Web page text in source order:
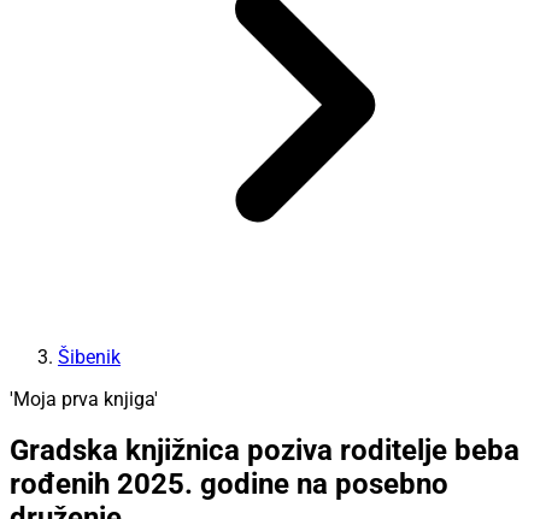
Šibenik
'Moja prva knjiga'
Gradska knjižnica poziva roditelje beba
rođenih 2025. godine na posebno